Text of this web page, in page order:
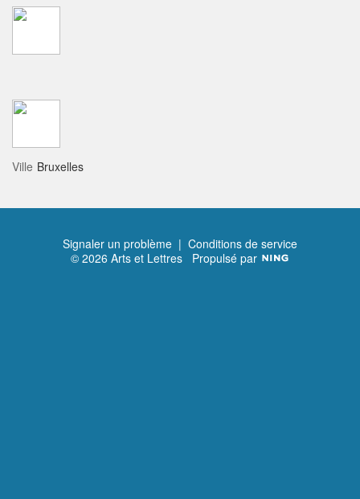
Ville Bruxelles
Signaler un problème | Conditions de service
© 2026 Arts et Lettres Propulsé par